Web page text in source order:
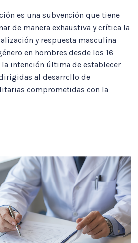
es una subvención que tiene
de manera exhaustiva y crítica la
y respuesta masculina
en hombres desde los 16
la intención última de establecer
al desarrollo de
comprometidas con la